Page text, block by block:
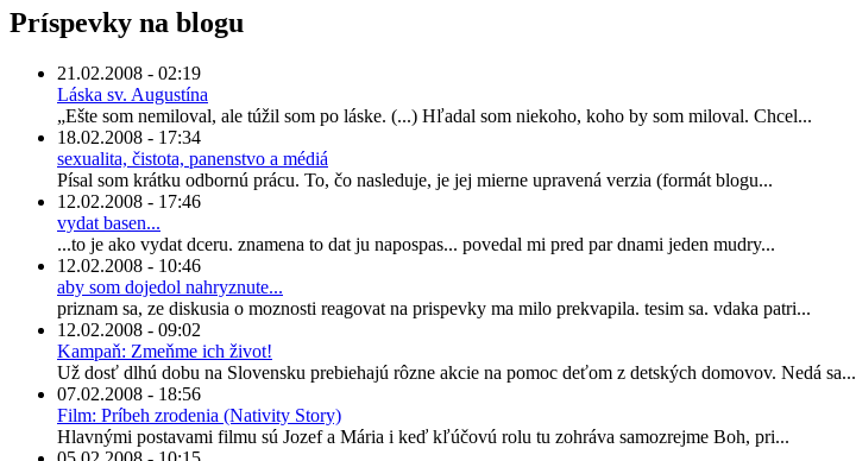
Príspevky na blogu
21.02.2008 - 02:19
Láska sv. Augustína
„Ešte som nemiloval, ale túžil som po láske. (...) Hľadal som niekoho, koho by som miloval. Chcel...
18.02.2008 - 17:34
sexualita, čistota, panenstvo a médiá
Písal som krátku odbornú prácu. To, čo nasleduje, je jej mierne upravená verzia (formát blogu...
12.02.2008 - 17:46
vydat basen...
...to je ako vydat dceru. znamena to dat ju napospas... povedal mi pred par dnami jeden mudry...
12.02.2008 - 10:46
aby som dojedol nahryznute...
priznam sa, ze diskusia o moznosti reagovat na prispevky ma milo prekvapila. tesim sa. vdaka patri...
12.02.2008 - 09:02
Kampaň: Zmeňme ich život!
Už dosť dlhú dobu na Slovensku prebiehajú rôzne akcie na pomoc deťom z detských domovov. Nedá sa...
07.02.2008 - 18:56
Film: Príbeh zrodenia (Nativity Story)
Hlavnými postavami filmu sú Jozef a Mária i keď kľúčovú rolu tu zohráva samozrejme Boh, pri...